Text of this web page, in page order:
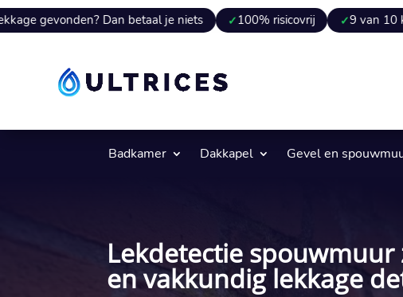
Dan betaal je niets 100% risicovrij 9 van 10 keer vergoed
Badkamer Dakkapel Gevel en
Lekdetectie spouwmuur
en vakkundig lekkage